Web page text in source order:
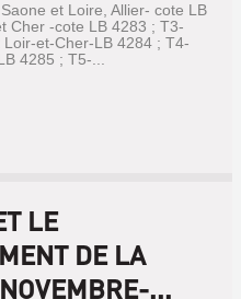
et Loire, Allier- cote LB
Cher -cote LB 4283 ; T3-
et-Cher-LB 4284 ; T4-
4285 ; T5-...
LE
DE LA
...